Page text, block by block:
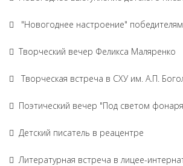
"Новогоднее настроение" победителям
Творческий вечер Феликса Маляренко
Творческая встреча в СХУ им. А.П.
Поэтический вечер "Под светом
Детский писатель в реацентре
Литературная встреча в лицее-